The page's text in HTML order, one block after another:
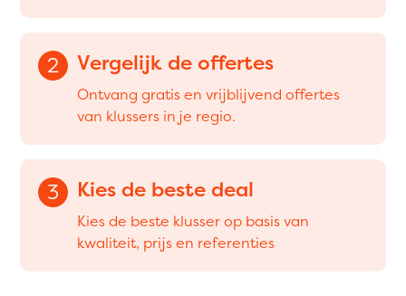
2 Vergelijk de offertes
Ontvang gratis en vrijblijvend offertes
van klussers in je regio.
3 Kies de beste deal
Kies de beste klusser op basis van
kwaliteit, prijs en referenties